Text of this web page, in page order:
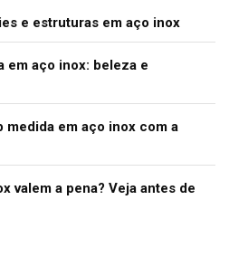
e estruturas em aço inox
em aço inox: beleza e
em aço inox com a
valem a pena? Veja antes de